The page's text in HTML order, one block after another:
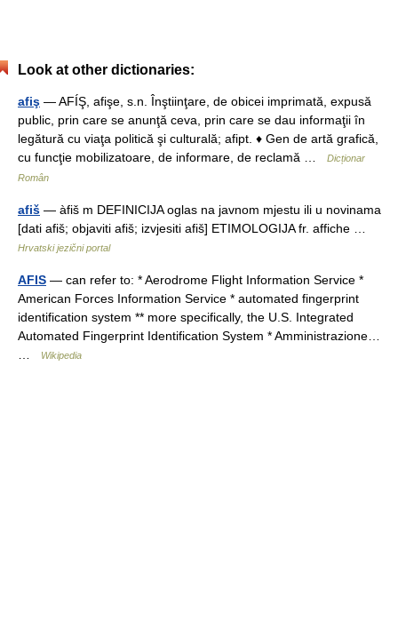
Look at other dictionaries:
afiş — AFÍŞ, afişe, s.n. Înştiinţare, de obicei imprimată, expusă
public, prin care se anunţă ceva, prin care se dau informaţii în
legătură cu viaţa politică şi culturală; afipt. ♦ Gen de artă grafică,
cu funcţie mobilizatoare, de informare, de reclamă …
Dicționar
Român
afiš — àfiš m DEFINICIJA oglas na javnom mjestu ili u novinama
[dati afiš; objaviti afiš; izvjesiti afiš] ETIMOLOGIJA fr. affiche …
Hrvatski jezični portal
AFIS — can refer to: * Aerodrome Flight Information Service *
American Forces Information Service * automated fingerprint
identification system ** more specifically, the U.S. Integrated
Automated Fingerprint Identification System * Amministrazione…
Wikipedia